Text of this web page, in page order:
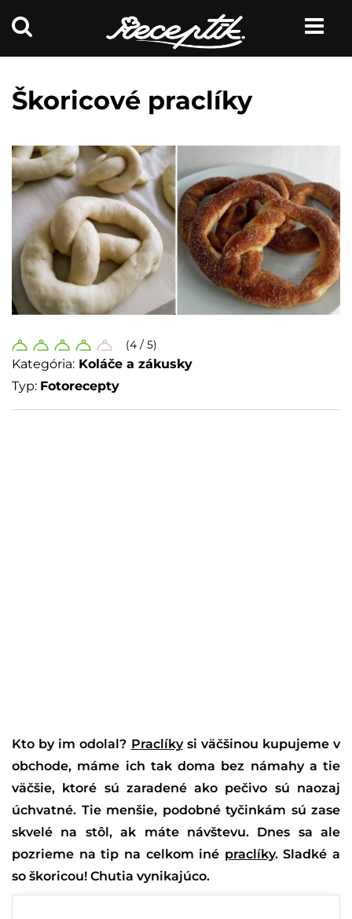
Škoricové praclíky
(4 / 5)
Kategória: Koláče a zákusky
Typ: Fotorecepty
Kto by im odolal? Praclíkysi väčšinou kupujeme v
obchode, máme ich tak doma bez námahy a tie
väčšie, ktoré sú zaradené ako pečivo sú naozaj
úchvatné. Tie menšie, podobné tyčinkám sú zase
skvelé na stôl, ak máte návštevu. Dnes sa ale
pozrieme na tip na celkom iné praclíky. Sladké a
so škoricou! Chutia vynikajúco.